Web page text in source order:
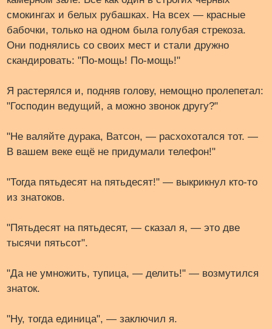
смокингах и белых рубашках. На всех — красные
бабочки, только на одном была голубая стрекоза.
Они поднялись со своих мест и стали дружно
скандировать: "По-мощь! По-мощь!"
Я растерялся и, подняв голову, немощно пролепетал:
"Господин ведущий, а можно звонок другу?"
"Не валяйте дурака, Ватсон, — расхохотался тот. —
В вашем веке ещё не придумали телефон!"
"Тогда пятьдесят на пятьдесят!" — выкрикнул кто-то
из знатоков.
"Пятьдесят на пятьдесят, — сказал я, — это две
тысячи пятьсот".
"Да не умножить, тупица, — делить!" — возмутился
знаток.
"Ну, тогда единица", — заключил я.